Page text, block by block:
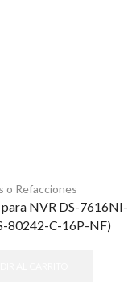
o Refacciones
NVR DS-7616NI-
80242-C-16P-NF)